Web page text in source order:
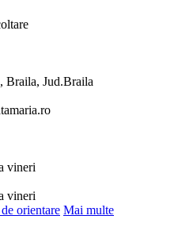
Braila, Jud.Braila
vineri
vineri
orientare Mai multe